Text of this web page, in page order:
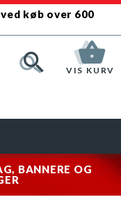
køb over 600
VIS KURV
BANNERE OG